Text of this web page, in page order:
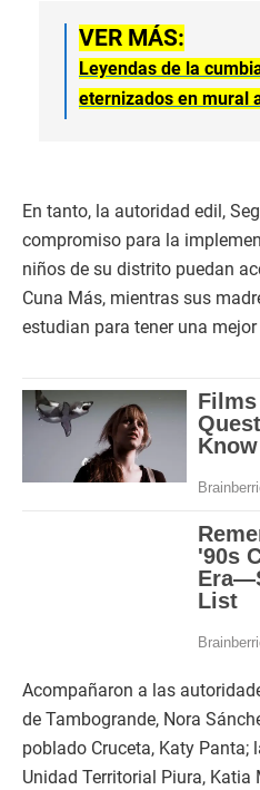
VER MÁS:
Leyendas de la
eternizados en mural
En tanto, la autoridad edil,
compromiso para la
niños de su distrito puedan
Cuna Más, mientras sus
estudian para tener una
Acompañaron a las
de Tambogrande, Nora
poblado Cruceta, Katy Panta;
Unidad Territorial Piura, Katia